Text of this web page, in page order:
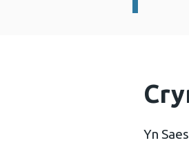
Yn